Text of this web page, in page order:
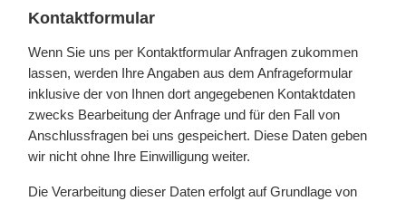
Kontaktformular
Wenn Sie uns per Kontaktformular Anfragen zukommen
lassen, werden Ihre Angaben aus dem Anfrageformular
inklusive der von Ihnen dort angegebenen Kontaktdaten
zwecks Bearbeitung der Anfrage und für den Fall von
Anschlussfragen bei uns gespeichert. Diese Daten geben
wir nicht ohne Ihre Einwilligung weiter.
Die Verarbeitung dieser Daten erfolgt auf Grundlage von